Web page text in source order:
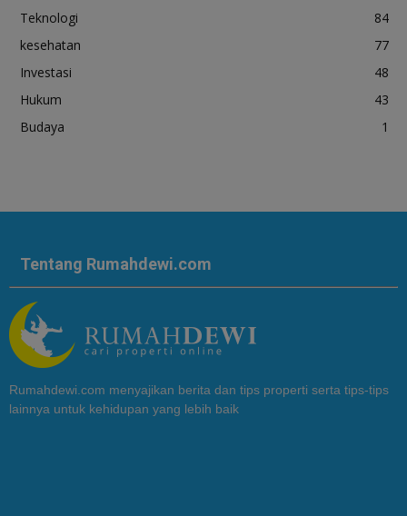
Teknologi
84
kesehatan
77
Investasi
48
Hukum
43
Budaya
1
Tentang Rumahdewi.com
Rumahdewi.com menyajikan berita dan tips properti serta tips-tips
lainnya untuk kehidupan yang lebih baik